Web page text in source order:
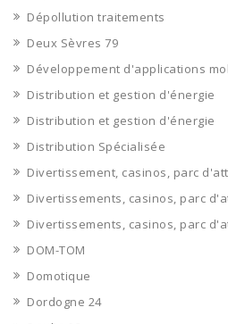
Dépollution traitements
Deux Sèvres 79
Développement d'applications
Distribution et gestion d'énergie
Distribution et gestion d'énergie
Distribution Spécialisée
Divertissement, casinos, parc
Divertissements, casinos, parc
Divertissements, casinos, parc
DOM-TOM
Domotique
Dordogne 24